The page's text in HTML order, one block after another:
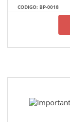
CODIGO: BP-0018